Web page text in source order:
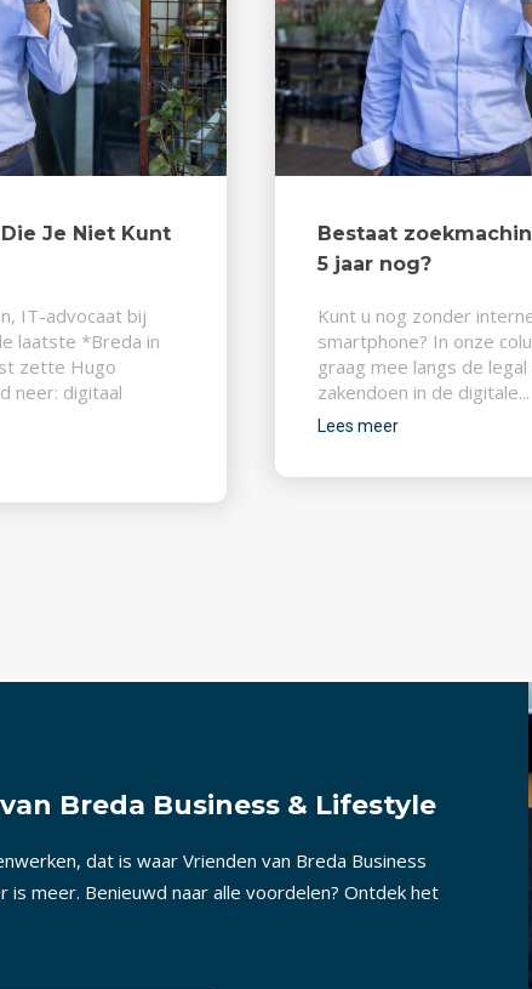
Die Je Niet Kunt
IT-advocaat bij
zette Hugo
neer: digitaal
Bestaat
5 jaar nog?
Kunt u nog zonder
smartphone? In onze
graag mee langs de
zakendoen in de digitale...
Lees meer
Breda Business & Lifestyle
dat is waar Vrienden van Breda Business
meer. Benieuwd naar alle voordelen? Ontdek het